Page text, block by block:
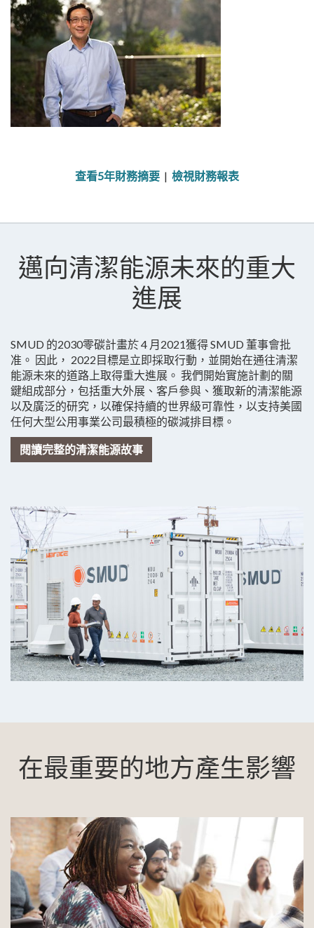
查看5年財務摘要 | 檢視財務報表
邁向清潔能源未來的重大
進展
SMUD 的2030零碳計畫於 4 月2021獲得 SMUD 董事會批
准。 因此， 2022目標是立即採取行動，並開始在通往清潔
能源未來的道路上取得重大進展。 我們開始實施計劃的關
鍵組成部分，包括重大外展、客戶參與、獲取新的清潔能源
以及廣泛的研究，以確保持續的世界級可靠性，以支持美國
任何大型公用事業公司最積極的碳減排目標。
閱讀完整的清潔能源故事
在最重要的地方產生影響